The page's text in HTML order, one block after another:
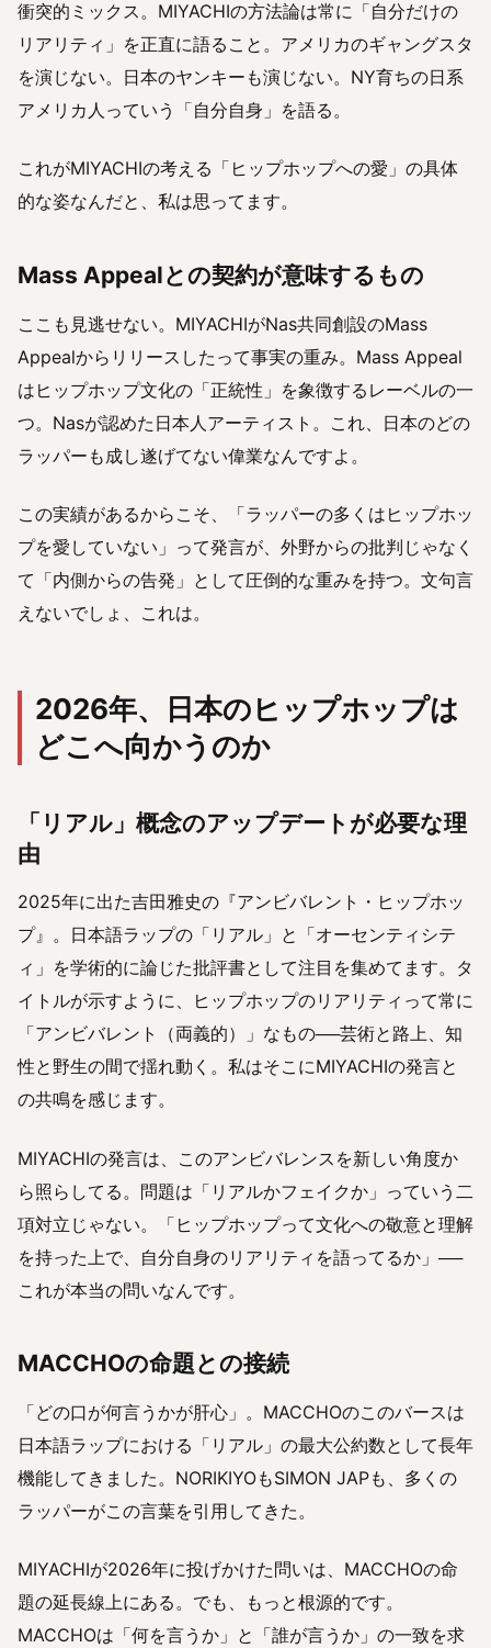
衝突的ミックス。MIYACHIの方法論は常に「自分だけの
リアリティ」を正直に語ること。アメリカのギャングスタ
を演じない。日本のヤンキーも演じない。NY育ちの日系
アメリカ人っていう「自分自身」を語る。
これがMIYACHIの考える「ヒップホップへの愛」の具体
的な姿なんだと、私は思ってます。
Mass Appealとの契約が意味するもの
ここも見逃せない。MIYACHIがNas共同創設のMass
Appealからリリースしたって事実の重み。Mass Appeal
はヒップホップ文化の「正統性」を象徴するレーベルの一
つ。Nasが認めた日本人アーティスト。これ、日本のどの
ラッパーも成し遂げてない偉業なんですよ。
この実績があるからこそ、「ラッパーの多くはヒップホッ
プを愛していない」って発言が、外野からの批判じゃなく
て「内側からの告発」として圧倒的な重みを持つ。文句言
えないでしょ、これは。
2026年、日本のヒップホップは
どこへ向かうのか
「リアル」概念のアップデートが必要な理
由
2025年に出た吉田雅史の『アンビバレント・ヒップホッ
プ』。日本語ラップの「リアル」と「オーセンティシテ
ィ」を学術的に論じた批評書として注目を集めてます。タ
イトルが示すように、ヒップホップのリアリティって常に
「アンビバレント（両義的）」なもの──芸術と路上、知
性と野生の間で揺れ動く。私はそこにMIYACHIの発言と
の共鳴を感じます。
MIYACHIの発言は、このアンビバレンスを新しい角度か
ら照らしてる。問題は「リアルかフェイクか」っていう二
項対立じゃない。「ヒップホップって文化への敬意と理解
を持った上で、自分自身のリアリティを語ってるか」──
これが本当の問いなんです。
MACCHOの命題との接続
「どの口が何言うかが肝心」。MACCHOのこのバースは
日本語ラップにおける「リアル」の最大公約数として長年
機能してきました。NORIKIYOもSIMON JAPも、多くの
ラッパーがこの言葉を引用してきた。
MIYACHIが2026年に投げかけた問いは、MACCHOの命
題の延長線上にある。でも、もっと根源的です。
MACCHOは「何を言うか」と「誰が言うか」の一致を求